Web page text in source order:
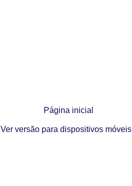
Página inicial
Ver versão para dispositivos móveis